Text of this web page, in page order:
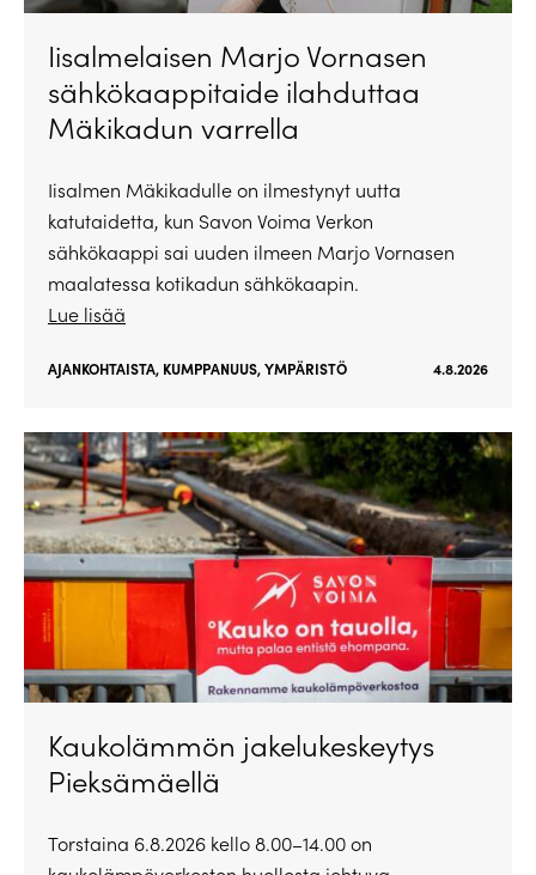
Iisalmelaisen Marjo Vornasen
sähkökaappitaide ilahduttaa
Mäkikadun varrella
Iisalmen Mäkikadulle on ilmestynyt uutta
katutaidetta, kun Savon Voima Verkon
sähkökaappi sai uuden ilmeen Marjo Vornasen
maalatessa kotikadun sähkökaapin.
Lue lisää
AJANKOHTAISTA, KUMPPANUUS,YMPÄRISTÖ 4.8.2026
Kaukolämmön jakelukeskeytys
Pieksämäellä
Torstaina 6.8.2026 kello 8.00–14.00 on